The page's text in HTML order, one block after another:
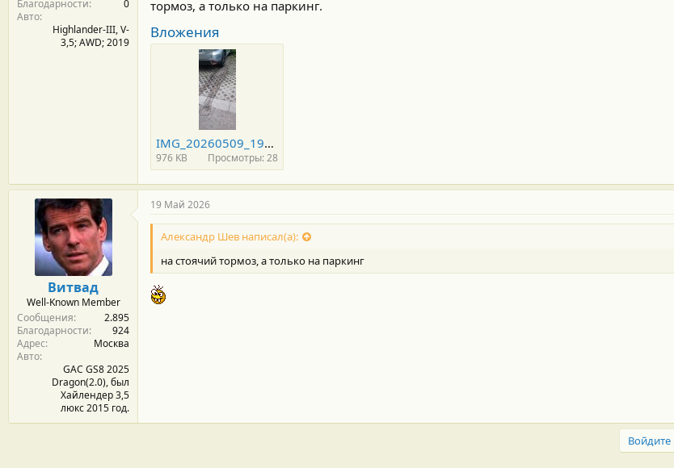
Благодарности
0
Авто
Highlander-III, V-
3,5; AWD; 2019
тормоз, а только на паркинг.
Вложения
IMG_20260509_194455.jpg
976 KB Просмотры: 28
Витвад
Well-Known Member
Сообщения
2.895
Благодарности
924
Адрес
Москва
Авто
GAC GS8 2025
Dragon(2.0), был
Хайлендер 3,5
люкс 2015 год.
19 Май 2026
Александр Шев написал(а):
на стоячий тормоз, а только на паркинг
Войдите